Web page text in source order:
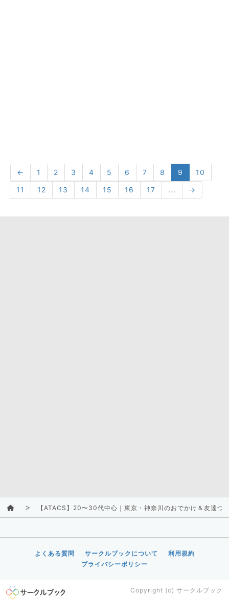
← 1 2 3 4 5 6 7 8 9
10
11
12 13 14 15 16 17 ... →
【ATACS】20〜30代中心｜東京・神奈川のおでかけ＆友達づ
よくある質問 サークルブックについて
利用規約
プライバシーポリシー
Copyright (c) サークルブック